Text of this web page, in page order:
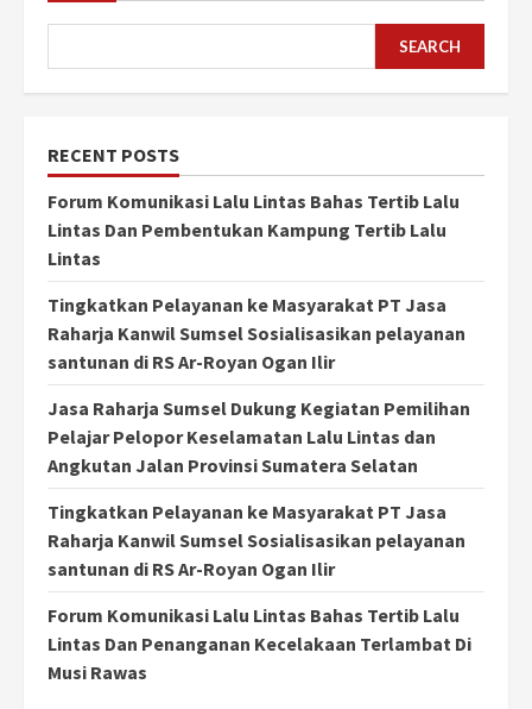
SEARCH
RECENT POSTS
Forum Komunikasi Lalu Lintas Bahas Tertib Lalu
Lintas Dan Pembentukan Kampung Tertib Lalu
Lintas
Tingkatkan Pelayanan ke Masyarakat PT Jasa
Raharja Kanwil Sumsel Sosialisasikan pelayanan
santunan di RS Ar-Royan Ogan Ilir
Jasa Raharja Sumsel Dukung Kegiatan Pemilihan
Pelajar Pelopor Keselamatan Lalu Lintas dan
Angkutan Jalan Provinsi Sumatera Selatan
Tingkatkan Pelayanan ke Masyarakat PT Jasa
Raharja Kanwil Sumsel Sosialisasikan pelayanan
santunan di RS Ar-Royan Ogan Ilir
Forum Komunikasi Lalu Lintas Bahas Tertib Lalu
Lintas Dan Penanganan Kecelakaan Terlambat Di
Musi Rawas